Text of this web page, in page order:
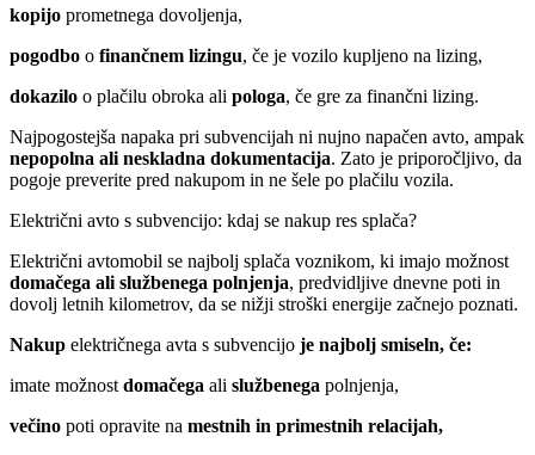
kopijo prometnega dovoljenja,
pogodbo o finančnem lizingu, če je vozilo kupljeno na lizing,
dokazilo o plačilu obroka ali pologa, če gre za finančni lizing.
Najpogostejša napaka pri subvencijah ni nujno napačen avto, ampak
nepopolna ali neskladna dokumentacija. Zato je priporočljivo, da
pogoje preverite pred nakupom in ne šele po plačilu vozila.
Električni avto s subvencijo: kdaj se nakup res splača?
Električni avtomobil se najbolj splača voznikom, ki imajo možnost
domačega ali službenega polnjenja, predvidljive dnevne poti in
dovolj letnih kilometrov, da se nižji stroški energije začnejo poznati.
Nakup električnega avta s subvencijo je najbolj smiseln, če:
imate možnostdomačega ali službenega polnjenja,
večino poti opravite na mestnih in primestnih relacijah,